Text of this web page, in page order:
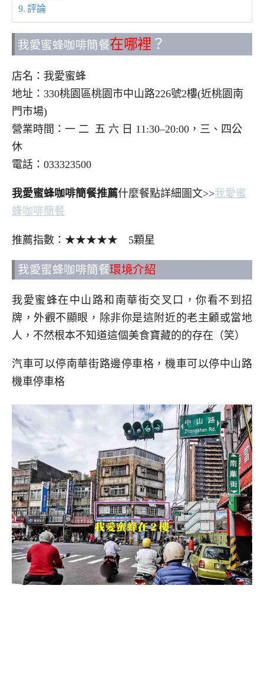
評論
我愛蜜蜂咖啡簡餐在哪裡 ？
店名：我愛蜜蜂
地址：330桃園區桃園市中山路226號2樓(近桃園南
門市場)
營業時間：一 二 五 六 日 11:30–20:00，三、四公
休
電話：033323500
我愛蜜蜂咖啡簡餐推薦什麼餐點詳細圖文>>我愛蜜
蜂咖啡簡餐
推薦指數：★★★★★ 5顆星
我愛蜜蜂咖啡簡餐環境介紹
我愛蜜蜂在中山路和南華街交叉口，你看不到招
牌，外觀不顯眼，除非你是這附近的老主顧或當地
人，不然根本不知道這個美食寶藏的的存在（笑）
汽車可以停南華街路邊停車格，機車可以停中山路
機車停車格